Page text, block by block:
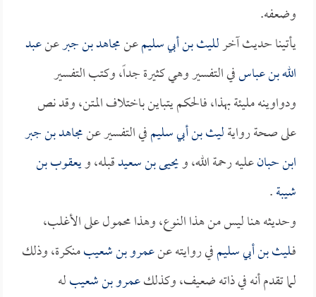
وضعفه.
يأتينا حديث آخرلليث بن أبي سليمعنمجاهد بن جبرعنعبد
الله بن عباسفي التفسير وهي كثيرة جداً، وكتب التفسير
ودواوينه مليئة بهذا، فالحكم يتباين باختلاف المتن، وقد نص
على صحة روايةليث بن أبي سليمفي التفسير عنمجاهد بن جبر
ابن حبانعليه رحمة الله، ويحيى بن سعيدقبله، ويعقوب بن
شيبة.
وحديثه هنا ليس من هذا النوع، وهذا محمول على الأغلب،
فـليث بن أبي سليمفي روايته عنعمرو بن شعيبمنكرة، وذلك
لما تقدم أنه في ذاته ضعيف، وكذلكعمرو بن شعيبله